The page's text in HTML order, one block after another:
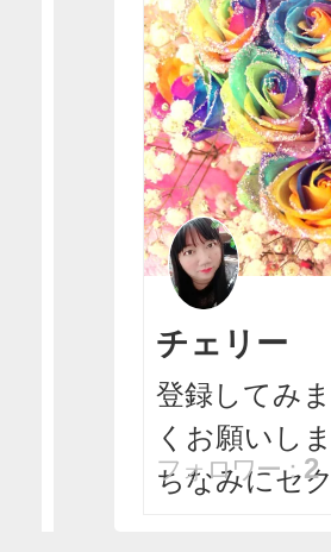
チェリー
登録してみ
くお願いし
ちなみにセ
フォロワー：2